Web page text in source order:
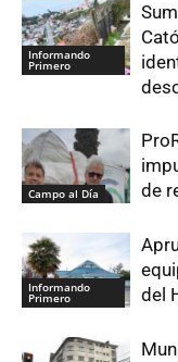
Informando
Primero
Campo al Día
de
Informando
Primero
del